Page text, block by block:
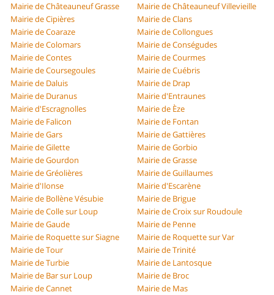
Mairie de Châteauneuf Grasse
Mairie de Châteauneuf Villevieille
Mairie de Cipières
Mairie de Clans
Mairie de Coaraze
Mairie de Collongues
Mairie de Colomars
Mairie de Conségudes
Mairie de Contes
Mairie de Courmes
Mairie de Coursegoules
Mairie de Cuébris
Mairie de Daluis
Mairie de Drap
Mairie de Duranus
Mairie d'Entraunes
Mairie d'Escragnolles
Mairie de Èze
Mairie de Falicon
Mairie de Fontan
Mairie de Gars
Mairie de Gattières
Mairie de Gilette
Mairie de Gorbio
Mairie de Gourdon
Mairie de Grasse
Mairie de Gréolières
Mairie de Guillaumes
Mairie d'Ilonse
Mairie d'Escarène
Mairie de Bollène Vésubie
Mairie de Brigue
Mairie de Colle sur Loup
Mairie de Croix sur Roudoule
Mairie de Gaude
Mairie de Penne
Mairie de Roquette sur Siagne
Mairie de Roquette sur Var
Mairie de Tour
Mairie de Trinité
Mairie de Turbie
Mairie de Lantosque
Mairie de Bar sur Loup
Mairie de Broc
Mairie de Cannet
Mairie de Mas